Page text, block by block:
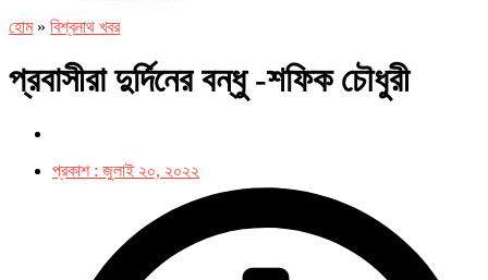
হোম» বিশ্বনাথ খবর
প্রবাসীরা দুর্দিনের বন্ধু -শফিক চৌধুরী
প্রকাশ : জুলাই ২০, ২০২২